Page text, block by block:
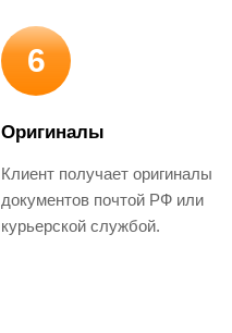
6
Оригиналы
Клиент получает оригиналы
документов почтой РФ или
курьерской службой.